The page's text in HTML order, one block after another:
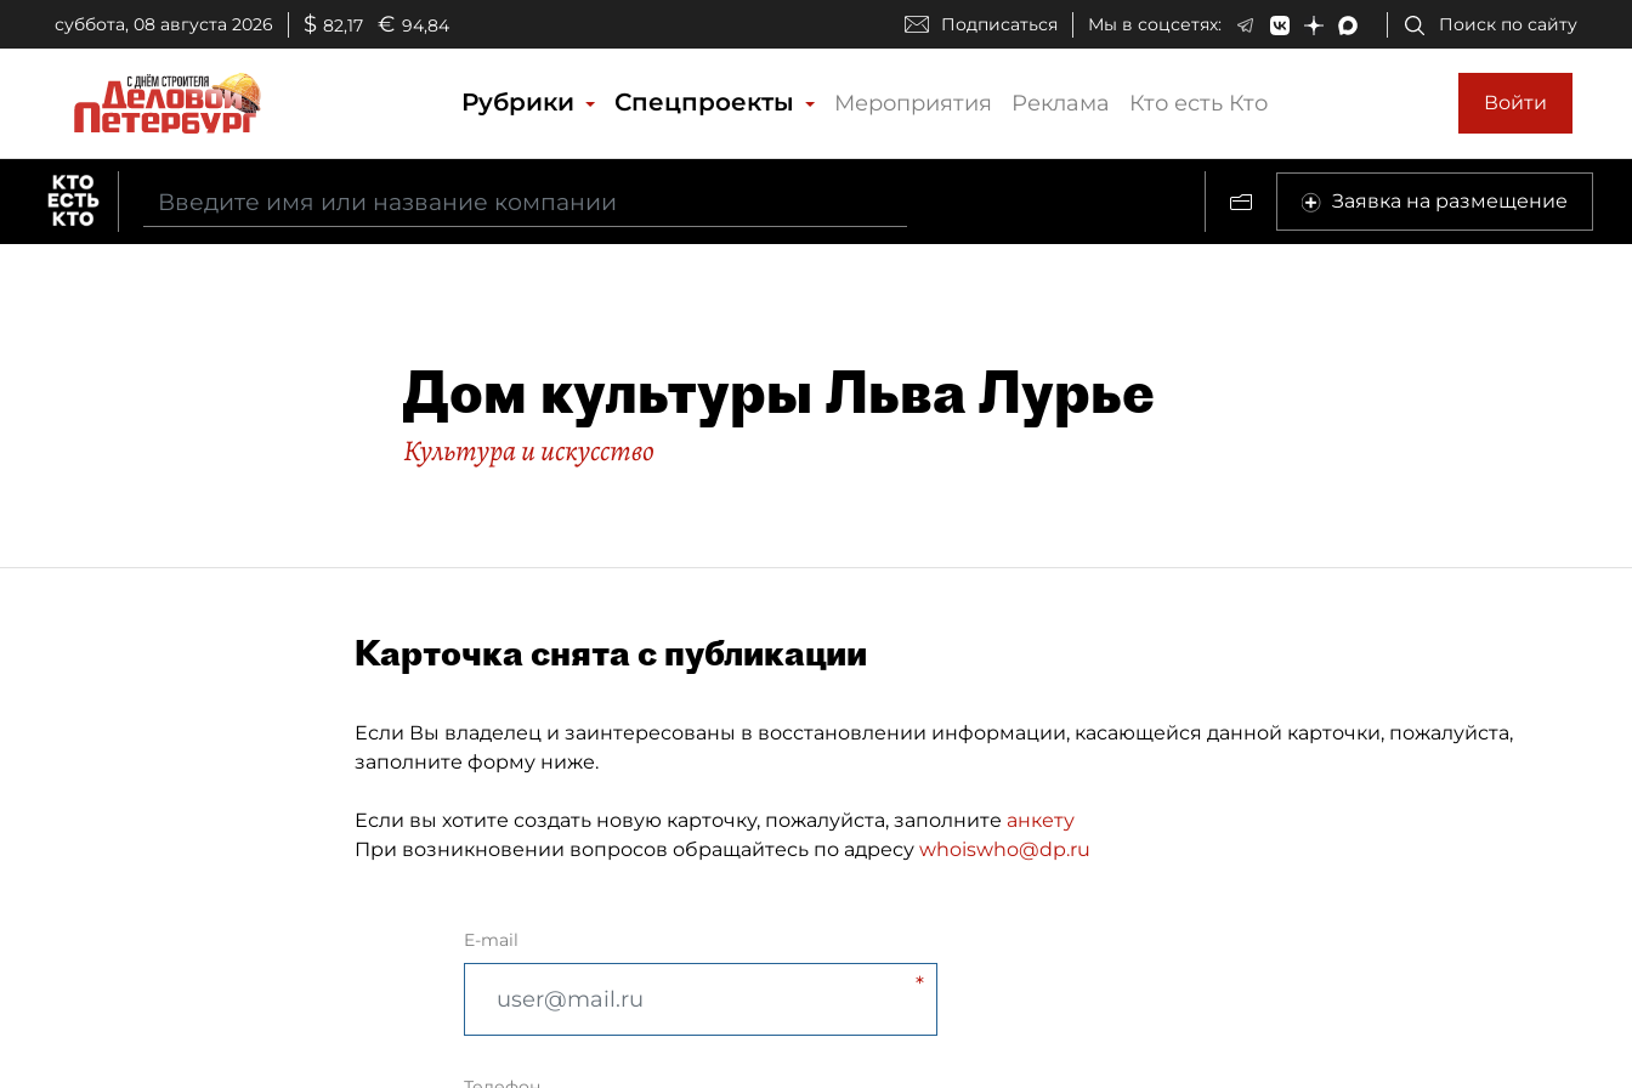
суббота, 08 августа 2026 $ 82,17 € 94,84 Подписаться Мы в соцсетях: Поиск по сайту
Рубрики Спецпроекты Мероприятия Реклама Кто есть Кто Войти
Заявка на размещение
Дом культуры Льва Лурье
Культура и искусство
Карточка снята с публикации
Если Вы владелец и заинтересованы в восстановлении информации, касающейся данной карточки, пожалуйста,
заполните форму ниже.
Если вы хотите создать новую карточку, пожалуйста, заполните анкету
При возникновении вопросов обращайтесь по адресу whoiswho@dp.ru
E-mail